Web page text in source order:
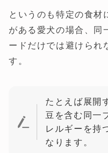
というのも特定の食材
がある愛犬の場合、同
ードだけでは避けられ
す。
たとえば展開
豆を含む同一
レルギーを持
なります。